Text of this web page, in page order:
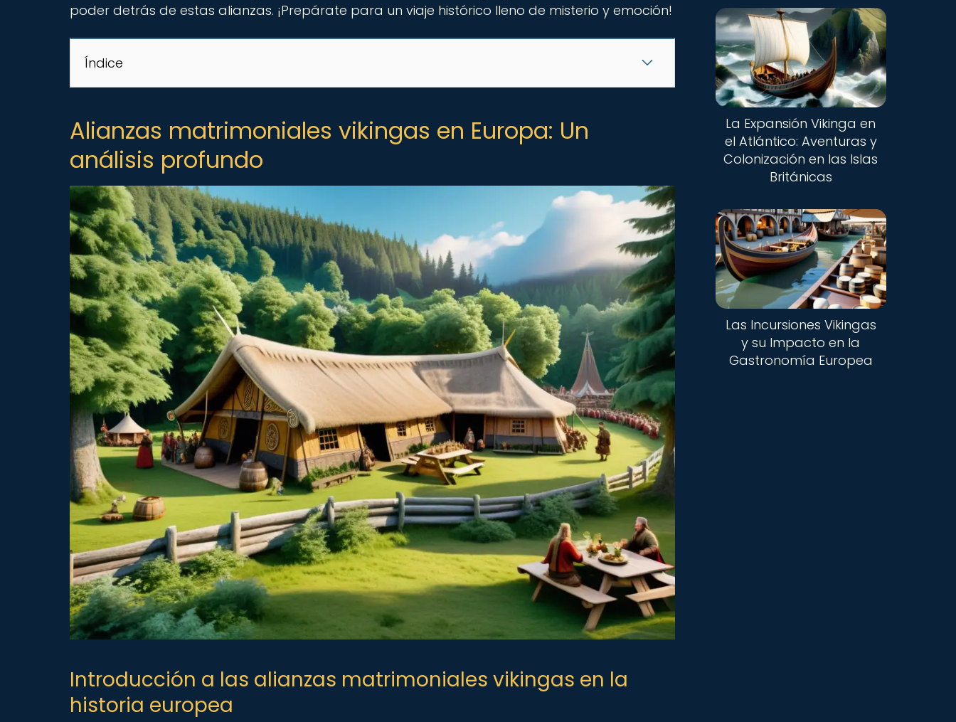
poder detrás de estas alianzas. ¡Prepárate para un viaje histórico lleno de misterio y emoción!
Índice
Alianzas matrimoniales vikingas en Europa: Un
análisis profundo
Introducción a las alianzas matrimoniales vikingas en la
historia europea
La Expansión Vikinga en
el Atlántico: Aventuras y
Colonización en las Islas
Británicas
Las Incursiones Vikingas
y su Impacto en la
Gastronomía Europea